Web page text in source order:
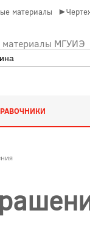
материалы
материалы МГУИЭ